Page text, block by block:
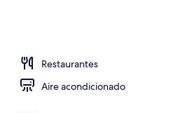
Restaurantes
Aire acondicionado